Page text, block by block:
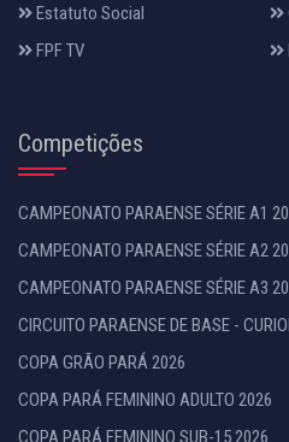
Estatuto Social
FPF TV
Competições
CAMPEONATO PARAENSE SÉRIE A1
CAMPEONATO PARAENSE SÉRIE A2
CAMPEONATO PARAENSE SÉRIE A3
CIRCUITO PARAENSE DE BASE -
COPA GRÃO PARÁ 2026
COPA PARÁ FEMININO ADULTO 2026
COPA PARÁ FEMININO SUB-15 2026